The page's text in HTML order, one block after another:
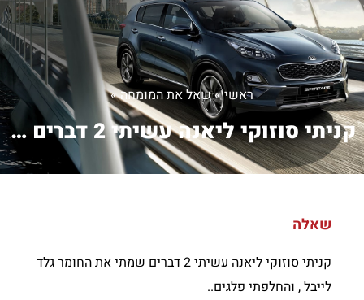
ראשי»שאל את המומחה»
קניתי סוזוקי ליאנה עשיתי 2 דברים שמת...
שאלה
קניתי סוזוקי ליאנה עשיתי 2 דברים שמתי את החומר גלד
לייבל , והחלפתי פלגים..